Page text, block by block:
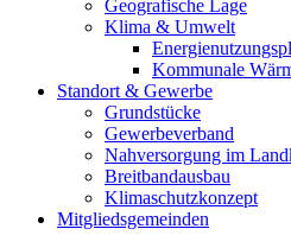
Geografische Lage
Klima & Umwelt
Kommunale
Standort & Gewerbe
Grundstücke
Gewerbeverband
Nahversorgung im
Breitbandausbau
Klimaschutzkonzept
Mitgliedsgemeinden